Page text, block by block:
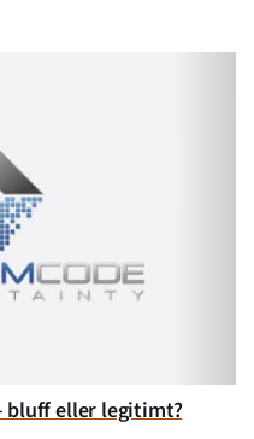
bluff eller legitimt?